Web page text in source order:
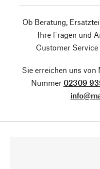
Ob Beratung,
Ihre Fragen und
Customer
Sie erreichen uns
Nummer 02309